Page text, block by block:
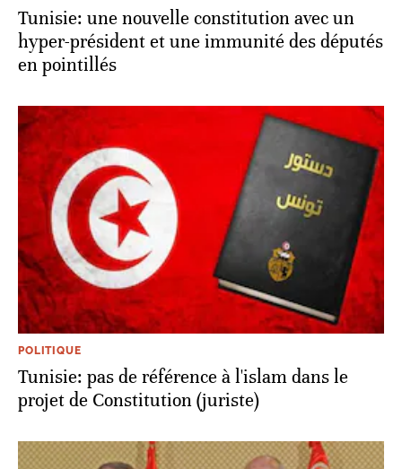
Tunisie: une nouvelle constitution avec un
hyper-président et une immunité des députés
en pointillés
POLITIQUE
Tunisie: pas de référence à l'islam dans le
projet de Constitution (juriste)